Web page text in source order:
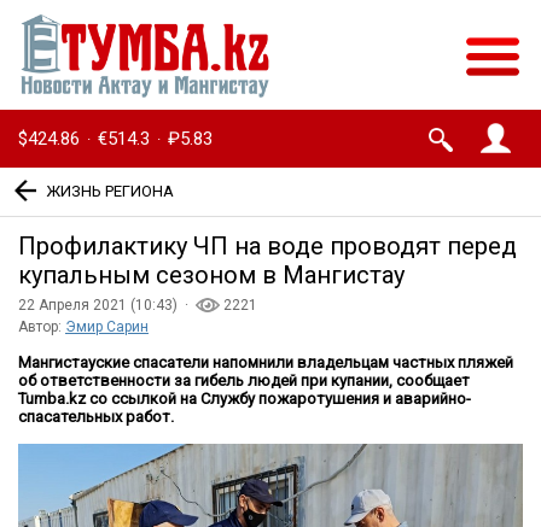
$424.86 · €514.3 · ₽5.83
ЖИЗНЬ РЕГИОНА
Профилактику ЧП на воде проводят перед
купальным сезоном в Мангистау
22 Апреля 2021 (10:43) ·
2221
Автор: Эмир Сарин
Мангистауские спасатели напомнили владельцам частных пляжей
об ответственности за гибель людей при купании, сообщает
Tumba.kz со ссылкой на Службу пожаротушения и аварийно-
спасательных работ.